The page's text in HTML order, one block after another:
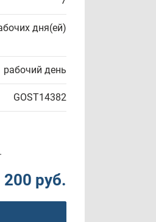
дня(ей)
рабочий день
GOST14382
200 руб.